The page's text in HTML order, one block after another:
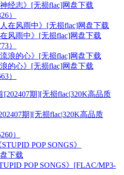
经志》[无损flac]网盘下载
）
风雨中》[无损flac]网盘下载
）
的心》[无损flac]网盘下载
）
期][无损flac|320K高品质
）
POP SONGS》[FLAC/MP3-